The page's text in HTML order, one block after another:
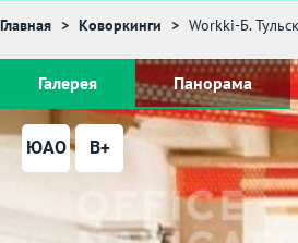
Главная Коворкинги Workki-Б.
Галерея Панорама
ЮАО B+